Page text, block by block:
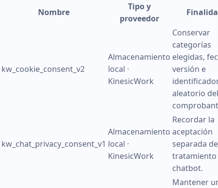
Nombre
Tipo y
proveedor
kw_cookie_consent_v2
Almacenamiento
local ·
KinesicWork
Conservar
categorías
elegidas,
versión e
aleatorio del
kw_chat_privacy_consent_v1
Almacenamiento
local ·
KinesicWork
Recordar la
aceptación
separada
tratamiento
chatbot.
Mantener